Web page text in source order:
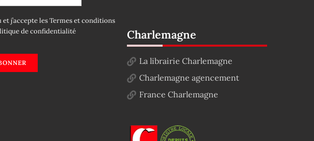
et j’accepte lesTermes et conditions
de confidentialité Charlemagne
La librairie Charlemagne
Charlemagne agencement
France Charlemagne